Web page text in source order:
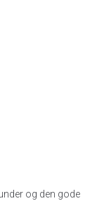
og den gode